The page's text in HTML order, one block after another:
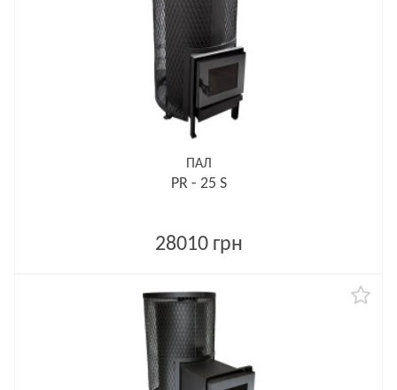
ПАЛ
PR - 25 S
28010 грн